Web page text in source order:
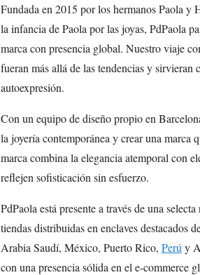
Fundada en 2015 por los hermanos Paola y
la infancia de Paola por las joyas, PdPaola
marca con presencia global. Nuestro viaje
fueran más allá de las tendencias y sirvieran
autoexpresión.
Con un equipo de diseño propio en
la joyería contemporánea y crear una marca
marca combina la elegancia atemporal con
reflejen sofisticación sin esfuerzo.
PdPaola está presente a través de una
tiendas distribuidas en enclaves destacados
Arabia Saudí, México, Puerto Rico, Perú y
con una presencia sólida en el e-commerce